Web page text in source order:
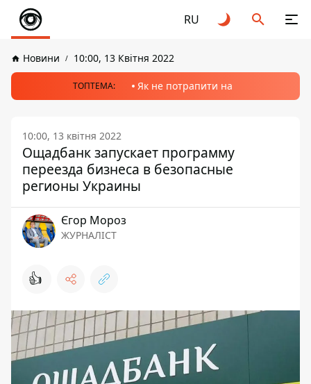
RU
Новини 10:00, 13 Квітня 2022
ТОПТЕМА: Як не потрапити на
10:00, 13 квітня 2022
Ощадбанк запускает программу
переезда бизнеса в безопасные
регионы Украины
Єгор Мороз
ЖУРНАЛІСТ
👍